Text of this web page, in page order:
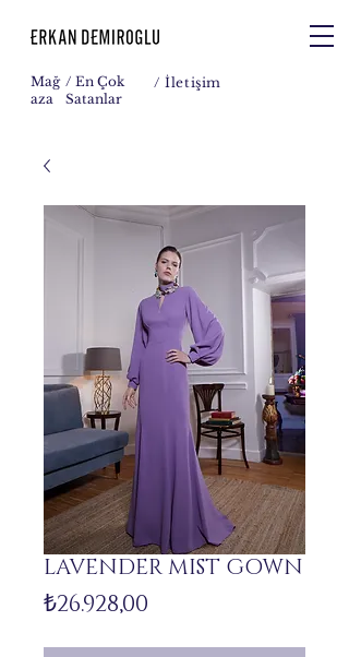
Mağ
aza
/ En Çok
Satanlar
/ İletişim
LAVENDER MIST GOWN
₺26.928,00